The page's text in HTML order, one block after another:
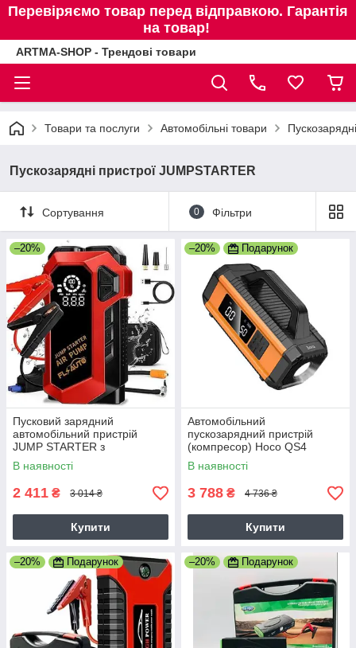
Перевіряємо товар перед відправкою. Гарантія
на товар!
ARTMA-SHOP - Трендові товари
Товари та послуги Автомобільні товари
Пускозарядні пристрої JUMPSTARTER
Сортування 0 Фільтри
–20%
Пусковий зарядний
автомобільний пристрій
JUMP STARTER з
компресором USB 12В
червоний
В наявності
2 411 ₴ 3 014 ₴
Купити
–20% Подарунок
Автомобільний
пускозарядний пристрій
(компресор) Hoco QS4
10000mAh
В наявності
3 788 ₴ 4 736 ₴
Купити
–20% Подарунок –20% Подарунок